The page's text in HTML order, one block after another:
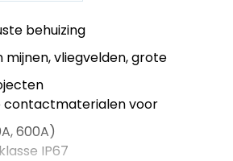
behuizing
mijnen, vliegvelden, grote
contactmaterialen voor
600A)
IP67